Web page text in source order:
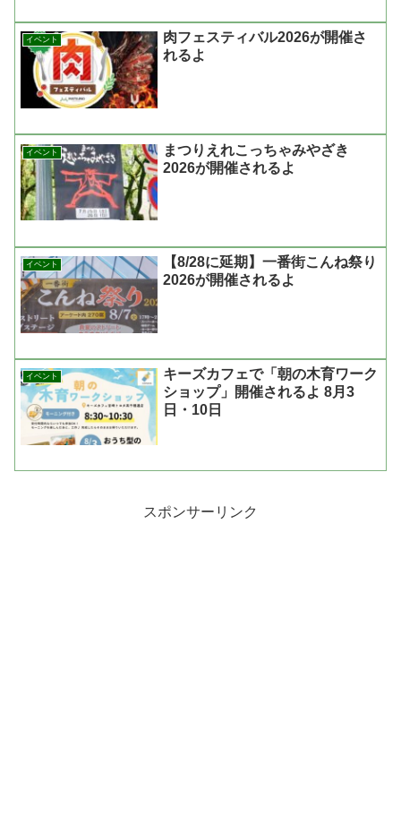
イベント
肉フェスティバル2026が開催さ
れるよ
イベント
まつりえれこっちゃみやざき
2026が開催されるよ
イベント
【8/28に延期】一番街こんね祭り
2026が開催されるよ
イベント
キーズカフェで「朝の木育ワーク
ショップ」開催されるよ 8月3
日・10日
スポンサーリンク